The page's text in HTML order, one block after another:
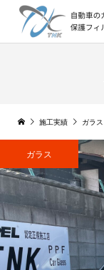
施工実績 ガラス
ガラス